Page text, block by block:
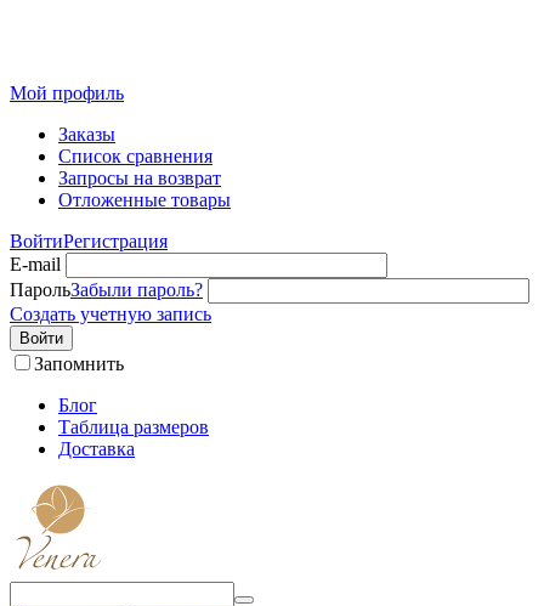
Мой профиль
Заказы
Список сравнения
Запросы на возврат
Отложенные товары
ВойтиРегистрация
E-mail
ПарольЗабыли пароль?
Создать учетную запись
Войти
Запомнить
Блог
Таблица размеров
Доставка